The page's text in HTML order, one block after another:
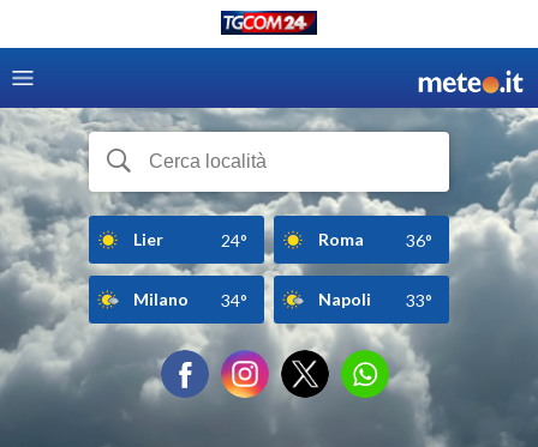
Lier 24° Roma 36°
Milano 34° Napoli 33°